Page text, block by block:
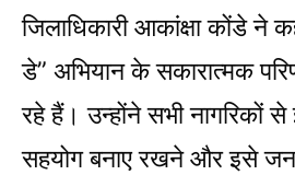
जिलाधिकारी आकांक्षा कोंडे ने
डे” अभियान के सकारात्मक
रहे हैं। उन्होंने सभी नागरिकों
सहयोग बनाए रखने और इसे